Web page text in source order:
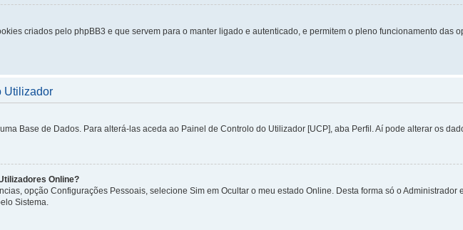
criados pelo phpBB3 e que servem para o manter ligado e autenticado, e permitem o pleno funcionamento das
Utilizador
Base de Dados. Para alterá-las aceda ao Painel de Controlo do Utilizador [UCP], aba Perfil. Aí pode alterar os
Online?
opção Configurações Pessoais, selecione Sim em Ocultar o meu estado Online. Desta forma só o Administrador
Sistema.